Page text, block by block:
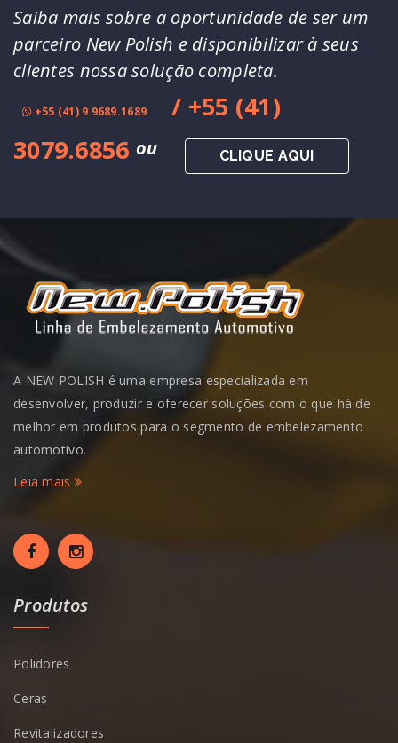
Saiba mais sobre a oportunidade de ser um
parceiro New Polish e disponibilizar à seus
clientes nossa solução completa.
+55 (41) 9 9689.1689
/ +55 (41)
3079.6856 ou CLIQUE AQUI
A NEW POLISH é uma empresa especializada em
desenvolver, produzir e oferecer soluções com o que hà de
melhor em produtos para o segmento de embelezamento
automotivo.
Leia mais
Produtos
Polidores
Ceras
Revitalizadores